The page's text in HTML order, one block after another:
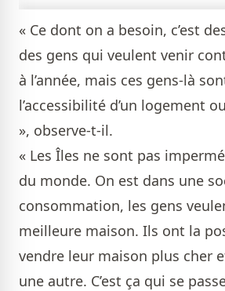
« Ce dont on a besoin, c’est
des gens qui veulent venir
à l’année, mais ces gens-là
l’accessibilité d’un logement
», observe-t-il.
« Les Îles ne sont pas
du monde. On est dans une
consommation, les gens
meilleure maison. Ils ont la
vendre leur maison plus cher
une autre. C’est ça qui se